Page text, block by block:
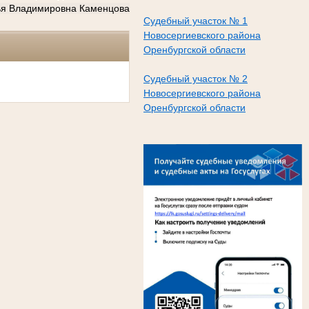
Судебный участок № 1
Новосергиевского района
Оренбургской области
Судебный участок № 2
Новосергиевского района
Оренбургской области
Владимировна Каменцова